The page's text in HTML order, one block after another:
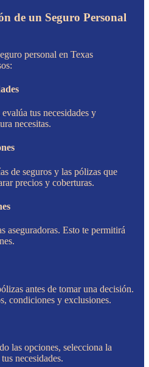
de un Seguro Personal
personal en Texas
tus necesidades y
necesitas.
de seguros y las pólizas que
precios y coberturas.
aseguradoras. Esto te permitirá
antes de tomar una decisión.
condiciones y exclusiones.
las opciones, selecciona la
necesidades.